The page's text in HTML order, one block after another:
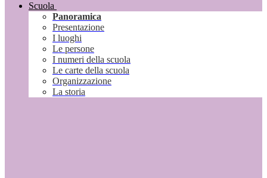
Scuola
Panoramica
Presentazione
I luoghi
Le persone
I numeri della scuola
Le carte della scuola
Organizzazione
La storia